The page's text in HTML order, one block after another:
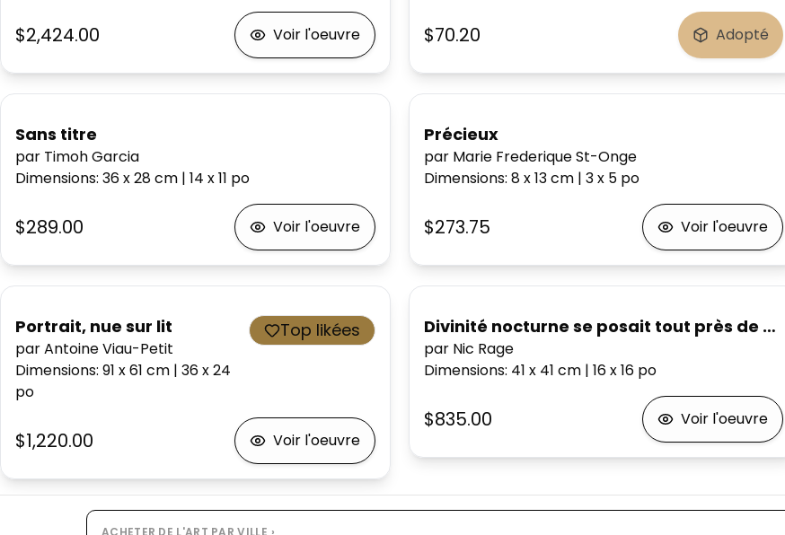
$2,424.00 Voir l'oeuvre
Sans titre
par Timoh Garcia
Dimensions: 36 x 28cm | 14 x 11 po
$289.00 Voir l'oeuvre
Portrait, nue sur lit
par Antoine Viau-Petit
Dimensions: 91 x 61 cm | 36 x 24
po
Top likées
$1,220.00 Voir l'oeuvre
$70.20 Adopté
Précieux
par Marie Frederique St-Onge
Dimensions: 8 x 13cm| 3 x 5 po
$273.75 Voir l'oeuvre
Divinité nocturne se posait tout près de moi
par Nic Rage
Dimensions: 41 x 41 cm| 16 x 16 po
$835.00 Voir l'oeuvre
ACHETER DE L'ART PAR VILLE ›